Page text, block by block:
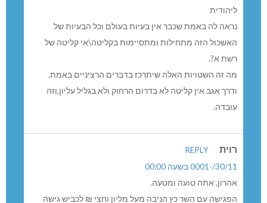
ליהודית
נראה לה באמת שכבר אין בעיות בעולם וכל הבעיות של
האשכול הזה מתחילות ומתסיימות בקליטה\אי קליטה של
רשת א?.
מה זה השטויות האלה שיתרכז בדברים הרציניים באמת.
ודרך אגב אין קליטה לא בדרום הרחוק ולא בגליל עליון,וזה
עובדה.
רוית
REPLY
30/11/-0001 בשעה 00:00
אהרון, אתה טועה ומטעה.
הפגישה עם השר כץ הניבה מעל מליון וחצי ₪ לכביש גישה